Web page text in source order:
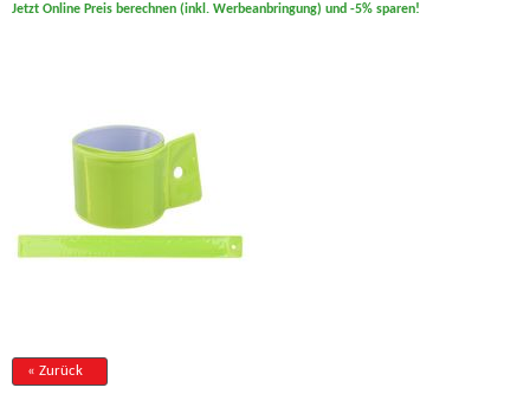
Jetzt Online Preis berechnen (inkl. Werbeanbringung) und -5% sparen!
« Zurück